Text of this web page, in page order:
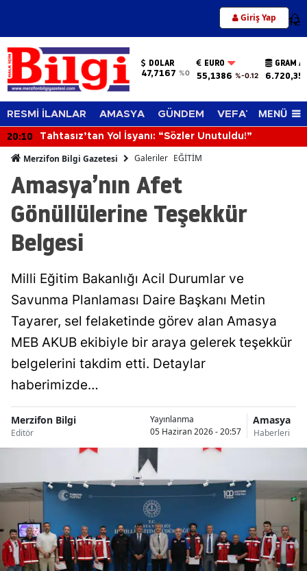
Giriş Yap 12
DOLAR
47,7167 %0
EURO
55,1386 %-0.12
GRAM
6.720,35
RESMİ İLANLAR AMASYA GÜNDEM VEFAT EDENLER
MENÜ
20:10 Tahtasız’tan Yol İsyanı: “Sözler Unutuldu!”
Merzifon Bilgi Gazetesi Galeriler EĞİTİM
Amasya’nın Afet
Gönüllülerine Teşekkür
Belgesi
Milli Eğitim Bakanlığı Acil Durumlar ve
Savunma Planlaması Daire Başkanı Metin
Tayarer, sel felaketinde görev alan Amasya
MEB AKUB ekibiyle bir araya gelerek teşekkür
belgelerini takdim etti. Detaylar
haberimizde…
Merzifon Bilgi
Editör
Yayınlanma
05 Haziran 2026 - 20:57
Amasya
Haberleri